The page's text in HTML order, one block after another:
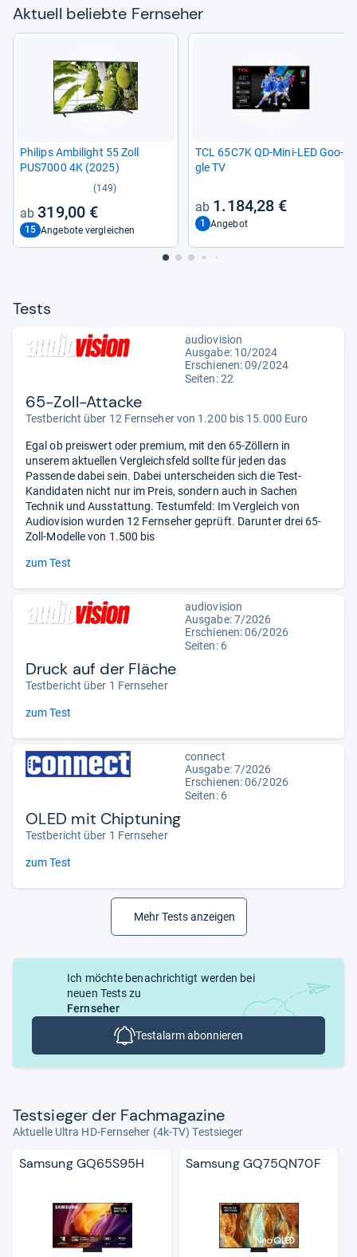
Aktu­ell beliebte Fern­se­her
Phi­lips Ambi­light 55 Zoll
PUS7000 4K (2025)
(149)
319,00 €
15 Angebote vergleichen
TCL 65C7K QD-​Mini-​LED Goo­
gle TV
1.184,28 €
1 Angebot
Tests
audiovision
Ausgabe: 10/2024
Erschienen: 09/2024
Seiten: 22
65-Zoll-Attacke
Testbericht über 12 Fernseher von 1.200 bis 15.000 Euro
Egal ob preiswert oder premium, mit den 65-Zöllern in
unserem aktuellen Vergleichsfeld sollte für jeden das
Passende dabei sein. Dabei unterscheiden sich die Test-
Kandidaten nicht nur im Preis, sondern auch in Sachen
Technik und Ausstattung. Testumfeld: Im Vergleich von
Audiovision wurden 12 Fernseher geprüft. Darunter drei 65-
Zoll-Modelle von 1.500 bis
zum Test
audiovision
Ausgabe: 7/2026
Erschienen:06/2026
Seiten: 6
Druck auf der Fläche
Testbericht über 1 Fernseher
zum Test
connect
Ausgabe: 7/2026
Erschienen:06/2026
Seiten: 6
OLED mit Chiptuning
Testbericht über 1 Fernseher
zum Test
Mehr Tests anzeigen
Ich möchte benachrichtigt werden bei
neuen Tests zu
Fernseher
Testalarm abonnieren
Test­sie­ger der Fach­ma­ga­zine
Aktuelle Ultra HD-Fernseher (4k-TV) Testsieger
Samsung GQ65S95H Samsung GQ75QN70F